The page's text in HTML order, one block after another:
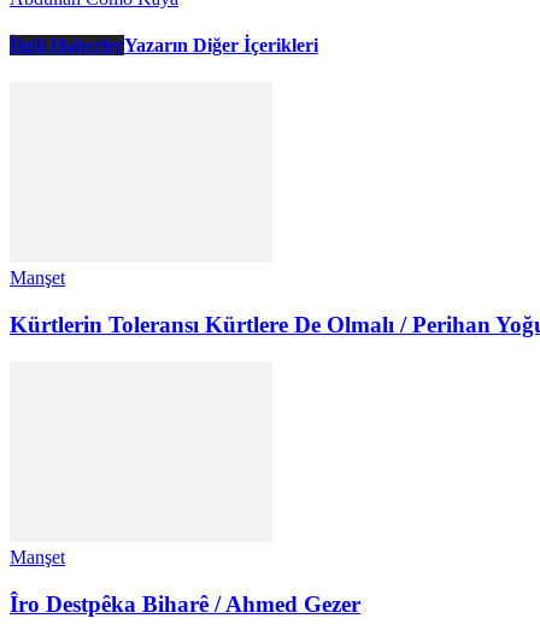
İlgili HaberlerYazarın Diğer İçerikleri
Manşet
Kürtlerin Toleransı Kürtlere De Olmalı / Perihan
Manşet
Îro Destpêka Biharê / Ahmed Gezer